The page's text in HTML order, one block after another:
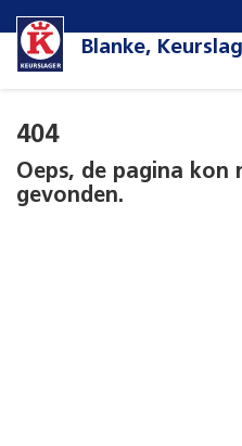
Blanke,
404
Oeps, de pagina kon
gevonden.